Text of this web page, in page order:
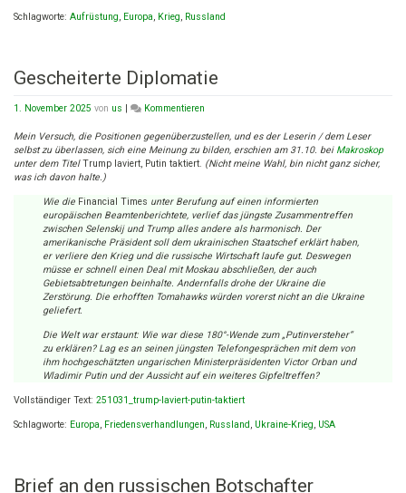
Schlagworte: Aufrüstung, Europa, Krieg, Russland
Gescheiterte Diplomatie
1. November 2025 von us Kommentieren
Diplomatie
Mein Versuch, die Positionen gegenüberzustellen, und es der Leserin / dem Leser
selbst zu überlassen, sich eine Meinung zu bilden, erschien am 31.10. bei Makroskop
unter dem TitelTrump laviert, Putin taktiert. (Nicht meine Wahl, bin nicht ganz sicher,
was ich davon halte.)
Wie die Financial Times unter Berufung auf einen informierten
europäischen Beamtenberichtete, verlief das jüngste Zusammentreffen
zwischen Selenskij und Trump alles andere als harmonisch. Der
amerikanische Präsident soll dem ukrainischen Staatschef erklärt haben,
er verliere den Krieg und die russische Wirtschaft laufe gut. Deswegen
müsse er schnell einen Deal mit Moskau abschließen, der auch
Gebietsabtretungen beinhalte. Andernfalls drohe der Ukraine die
Zerstörung. Die erhofften Tomahawks würden vorerst nicht an die Ukraine
geliefert.
Die Welt war erstaunt: Wie war diese 180°-Wende zum „Putinversteher“
zu erklären? Lag es an seinen jüngsten Telefongesprächen mit dem von
ihm hochgeschätzten ungarischen Ministerpräsidenten Victor Orban und
Wladimir Putin und der Aussicht auf ein weiteres Gipfeltreffen?
Vollständiger Text: 251031_trump-laviert-putin-taktiert
Schlagworte: Europa, Friedensverhandlungen, Russland , Ukraine-Krieg, USA
Brief an den russischen Botschafter